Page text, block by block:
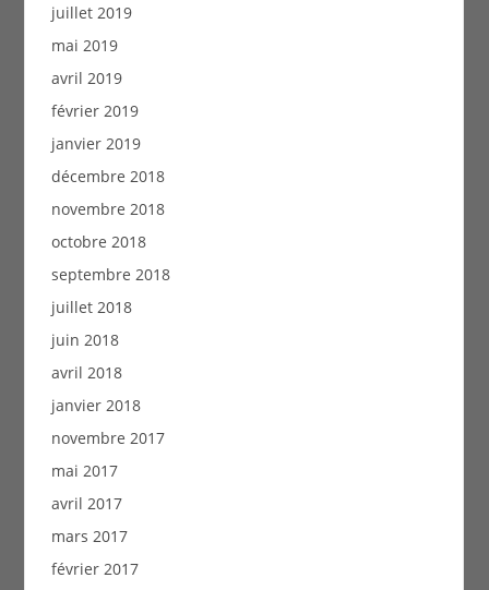
juillet 2019
mai 2019
avril 2019
février 2019
janvier 2019
décembre 2018
novembre 2018
octobre 2018
septembre 2018
juillet 2018
juin 2018
avril 2018
janvier 2018
novembre 2017
mai 2017
avril 2017
mars 2017
février 2017